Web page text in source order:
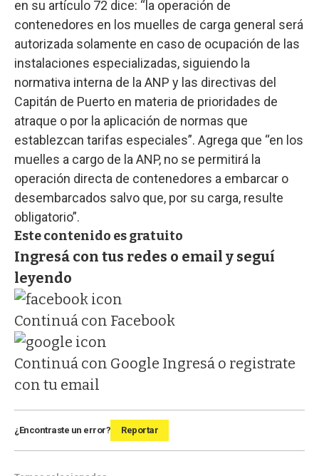
en su artículo 72 dice: “la operación de
contenedores en los muelles de carga general será
autorizada solamente en caso de ocupación de las
instalaciones especializadas, siguiendo la
normativa interna de la ANP y las directivas del
Capitán de Puerto en materia de prioridades de
atraque o por la aplicación de normas que
establezcan tarifas especiales”. Agrega que “en los
muelles a cargo de la ANP, no se permitirá la
operación directa de contenedores a embarcar o
desembarcados salvo que, por su carga, resulte
obligatorio”.
Este contenido es gratuito
Ingresá con tus redes o email y seguí
leyendo
Continuá con Facebook
Continuá con Google Ingresá o registrate
con tu email
¿Encontraste un error? Reportar